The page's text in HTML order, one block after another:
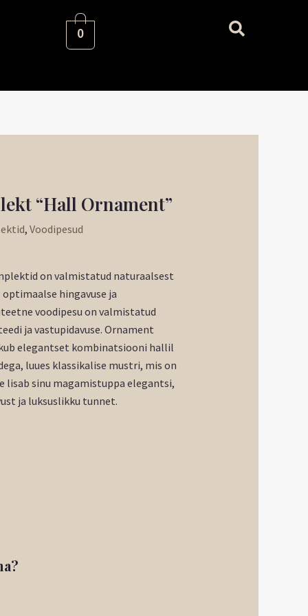
0
“Hall Ornament”
,Voodipesud
on valmistatud naturaalsest
hingavuse ja
voodipesu on valmistatud
ja vastupidavuse. Ornament
elegantset kombinatsiooni hallil
luues klassikalise mustri, mis on
lisab sinu magamistuppa elegantsi,
ja luksuslikku tunnet.